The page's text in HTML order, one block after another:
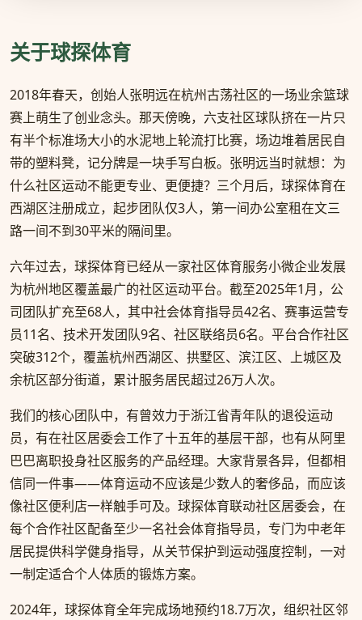
关于球探体育
2018年春天，创始人张明远在杭州古荡社区的一场业余篮球
赛上萌生了创业念头。那天傍晚，六支社区球队挤在一片只
有半个标准场大小的水泥地上轮流打比赛，场边堆着居民自
带的塑料凳，记分牌是一块手写白板。张明远当时就想：为
什么社区运动不能更专业、更便捷？三个月后，球探体育在
西湖区注册成立，起步团队仅3人，第一间办公室租在文三
路一间不到30平米的隔间里。
六年过去，球探体育已经从一家社区体育服务小微企业发展
为杭州地区覆盖最广的社区运动平台。截至2025年1月，公
司团队扩充至68人，其中社会体育指导员42名、赛事运营专
员11名、技术开发团队9名、社区联络员6名。平台合作社区
突破312个，覆盖杭州西湖区、拱墅区、滨江区、上城区及
余杭区部分街道，累计服务居民超过26万人次。
我们的核心团队中，有曾效力于浙江省青年队的退役运动
员，有在社区居委会工作了十五年的基层干部，也有从阿里
巴巴离职投身社区服务的产品经理。大家背景各异，但都相
信同一件事——体育运动不应该是少数人的奢侈品，而应该
像社区便利店一样触手可及。球探体育联动社区居委会，在
每个合作社区配备至少一名社会体育指导员，专门为中老年
居民提供科学健身指导，从关节保护到运动强度控制，一对
一制定适合个人体质的锻炼方案。
2024年，球探体育全年完成场地预约18.7万次，组织社区邻